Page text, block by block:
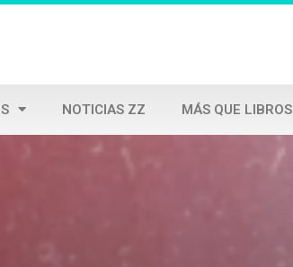
NOTICIAS ZZ MÁS QUE LIBROS